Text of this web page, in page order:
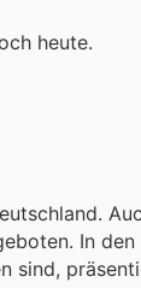
heute.
In
sind,